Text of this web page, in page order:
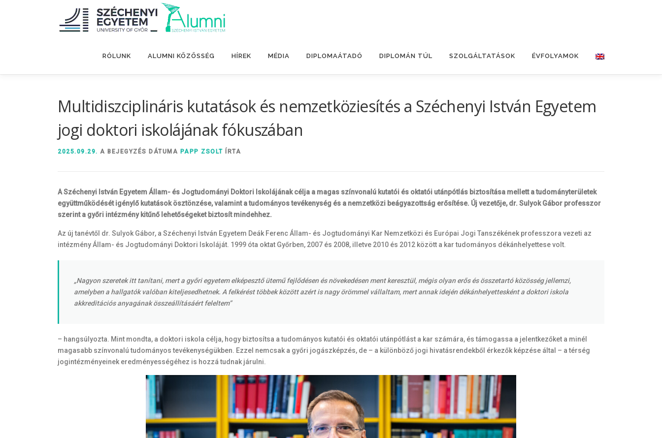
RÓLUNK ALUMNI KÖZÖSSÉG HÍREK MÉDIA DIPLOMAÁTADÓ DIPLOMÁN TÚL SZOLGÁLTATÁSOK ÉVFOLYAMOK
Multidiszciplináris kutatások és nemzetköziesítés a Széchenyi István Egyetem
jogi doktori iskolájának fókuszában
2025.09.29. A BEJEGYZÉS DÁTUMA PAPP ZSOLT ÍRTA
A Széchenyi István Egyetem Állam- és Jogtudományi Doktori Iskolájának célja a magas színvonalú kutatói és oktatói utánpótlás biztosítása mellett a tudományterületek
együttműködését igénylő kutatások ösztönzése, valamint a tudományos tevékenység és a nemzetközi beágyazottság erősítése. Új vezetője, dr. Sulyok Gábor professzor
szerint a győri intézmény kitűnő lehetőségeket biztosít mindehhez.
Az új tanévtől dr. Sulyok Gábor, a Széchenyi István Egyetem Deák Ferenc Állam- és Jogtudományi Kar Nemzetközi és Európai Jogi Tanszékének professzora vezeti az
intézmény Állam- és Jogtudományi Doktori Iskoláját. 1999 óta oktat Győrben, 2007 és 2008, illetve 2010 és 2012 között a kar tudományos dékánhelyettese volt.
„Nagyon szeretek itt tanítani, mert a győri egyetem elképesztő ütemű fejlődésen és növekedésen ment keresztül, mégis olyan erős és összetartó közösség jellemzi,
amelyben a hallgatók valóban kiteljesedhetnek. A felkérést többek között azért is nagy örömmel vállaltam, mert annak idején dékánhelyettesként a doktori iskola
akkreditációs anyagának összeállításáért feleltem”
– hangsúlyozta. Mint mondta, a doktori iskola célja, hogy biztosítsa a tudományos kutatói és oktatói utánpótlást a kar számára, és támogassa a jelentkezőket a minél
magasabb színvonalú tudományos tevékenységükben. Ezzel nemcsak a győri jogászképzés, de – a különböző jogi hivatásrendekből érkezők képzése által – a térség
jogintézményeinek eredményességéhez is hozzá tudnak járulni.